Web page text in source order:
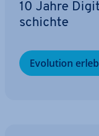
10 Jahre
schich­te
Evolution